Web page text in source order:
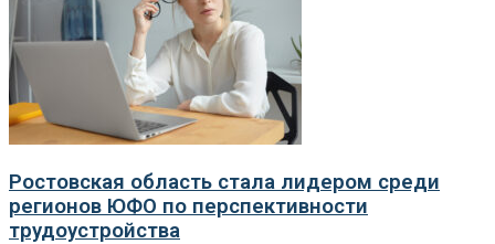
Ростовская область стала лидером среди
регионов ЮФО по перспективности
трудоустройства